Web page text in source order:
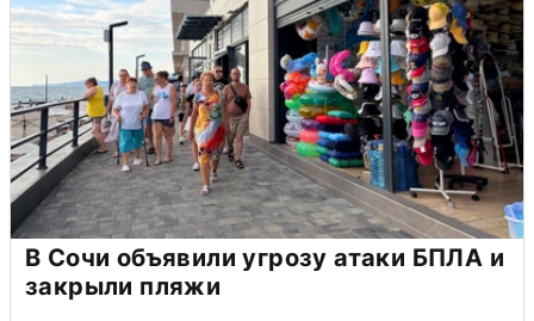
В Сочи объявили угрозу атаки БПЛА и
закрыли пляжи